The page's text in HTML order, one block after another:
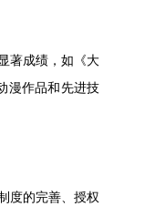
著成绩，如《大
漫作品和先进技
度的完善、授权